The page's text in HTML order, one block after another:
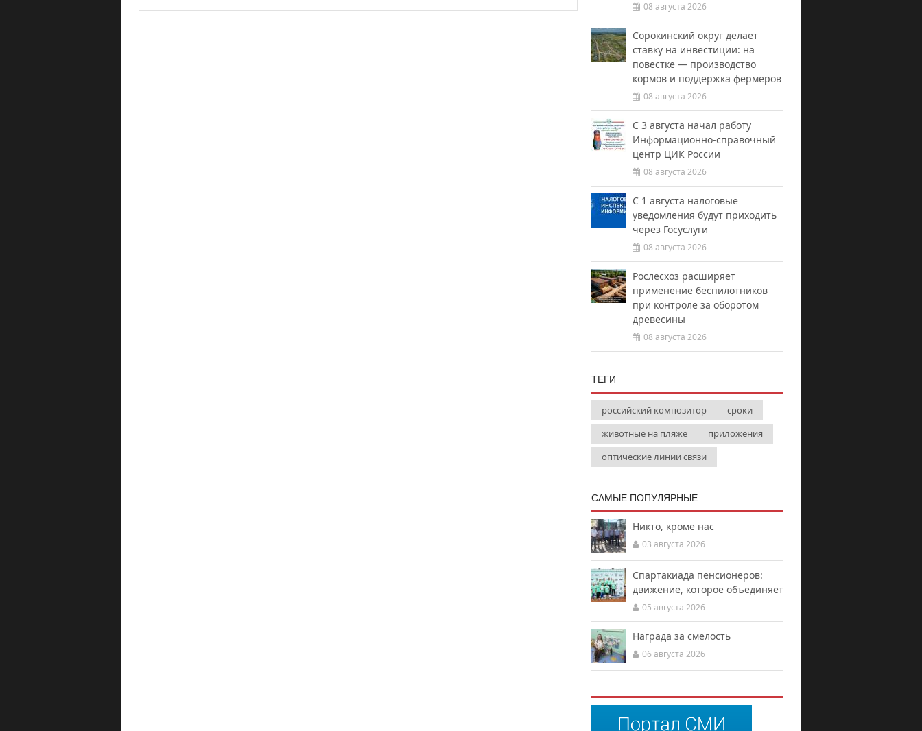
08 августа 2026
Сорокинский округ делает
ставку на инвестиции: на
повестке — производство
кормов и поддержка фермеров
08 августа 2026
С 3 августа начал работу
Информационно-справочный
центр ЦИК России
08 августа 2026
С 1 августа налоговые
уведомления будут приходить
через Госуслуги
08 августа 2026
Рослесхоз расширяет
применение беспилотников
при контроле за оборотом
древесины
08 августа 2026
ТЕГИ
российский композитор
сроки
животные на пляже
приложения
оптические линии связи
САМЫЕ ПОПУЛЯРНЫЕ
Никто, кроме нас
03 августа 2026
Спартакиада пенсионеров:
движение, которое объединяет
05 августа 2026
Награда за смелость
06 августа 2026